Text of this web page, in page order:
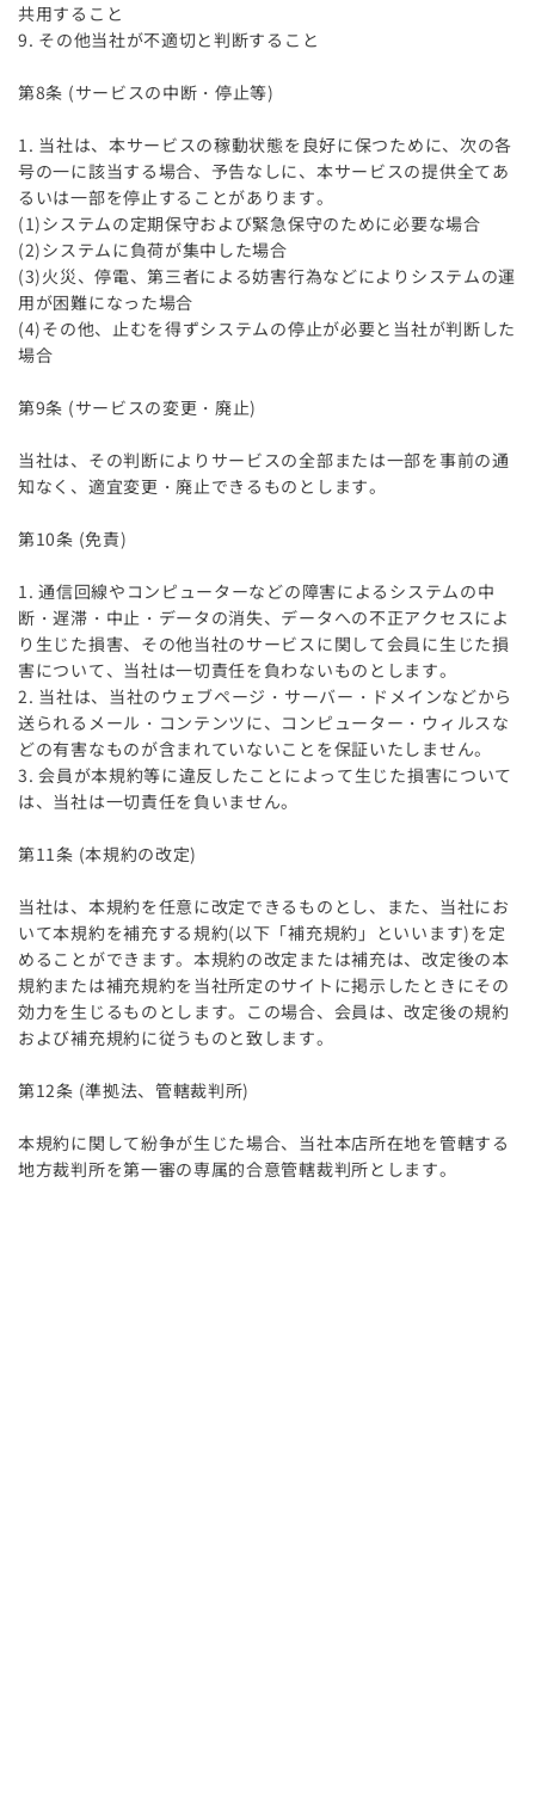
共用すること
9. その他当社が不適切と判断すること
第8条 (サービスの中断・停止等)
1. 当社は、本サービスの稼動状態を良好に保つために、次の各
号の一に該当する場合、予告なしに、本サービスの提供全てあ
るいは一部を停止することがあります。
(1)システムの定期保守および緊急保守のために必要な場合
(2)システムに負荷が集中した場合
(3)火災、停電、第三者による妨害行為などによりシステムの運
用が困難になった場合
(4)その他、止むを得ずシステムの停止が必要と当社が判断した
場合
第9条 (サービスの変更・廃止)
当社は、その判断によりサービスの全部または一部を事前の通
知なく、適宜変更・廃止できるものとします。
第10条 (免責)
1. 通信回線やコンピューターなどの障害によるシステムの中
断・遅滞・中止・データの消失、データへの不正アクセスによ
り生じた損害、その他当社のサービスに関して会員に生じた損
害について、当社は一切責任を負わないものとします。
2. 当社は、当社のウェブページ・サーバー・ドメインなどから
送られるメール・コンテンツに、コンピューター・ウィルスな
どの有害なものが含まれていないことを保証いたしません。
3. 会員が本規約等に違反したことによって生じた損害について
は、当社は一切責任を負いません。
第11条 (本規約の改定)
当社は、本規約を任意に改定できるものとし、また、当社にお
いて本規約を補充する規約(以下「補充規約」といいます)を定
めることができます。本規約の改定または補充は、改定後の本
規約または補充規約を当社所定のサイトに掲示したときにその
効力を生じるものとします。この場合、会員は、改定後の規約
および補充規約に従うものと致します。
第12条 (準拠法、管轄裁判所)
本規約に関して紛争が生じた場合、当社本店所在地を管轄する
地方裁判所を第一審の専属的合意管轄裁判所とします。